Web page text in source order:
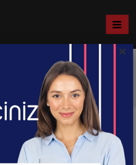
×
Ürünler
Displey Ürünler